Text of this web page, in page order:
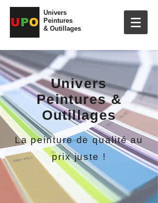
Univers
Peintures
& Outillages
Univers
Peintures &
Outillages
La peinture de qualité au
prix juste !